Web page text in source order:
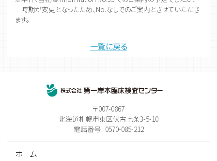
時期が変更となったため、No.なしでのご案内とさせていただき
ます。
一覧に戻る
〒007-0867
北海道札幌市東区伏古七条3-5-10
電話番号 : 0570-085-212
ホーム